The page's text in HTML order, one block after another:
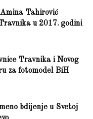
Tahirović
u 2017. godini
Travnika i Novog
za fotomodel BiH
bdijenje u Svetoj